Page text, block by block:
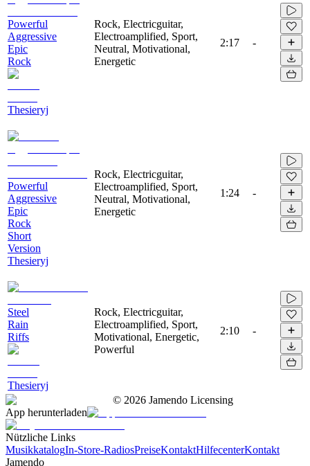
Powerful
Aggressive
Epic
Rock
Thesieryj
Rock, Electricguitar,
Electroamplified, Sport,
Neutral, Motivational,
Energetic
2:17 -
Powerful
Aggressive
Epic
Rock
Short
Version
Thesieryj
Rock, Electricguitar,
Electroamplified, Sport,
Neutral, Motivational,
Energetic
1:24 -
Steel
Rain
Riffs
Thesieryj
Rock, Electricguitar,
Electroamplified, Sport,
Motivational, Energetic,
Powerful
2:10 -
© 2026 Jamendo Licensing
App herunterladen
Nützliche Links
MusikkatalogIn-Store-RadiosPreiseKontaktHilfecenterKontakt
Jamendo